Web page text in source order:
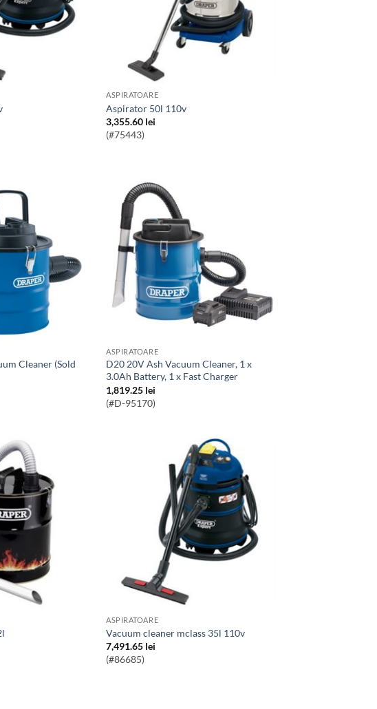
ASPIRATOARE
Aspirator 50l 110v
3,355.60 lei
(#75443)
ASPIRATOARE
D20 20V Ash Vacuum Cleaner, 1 x
3.0Ah Battery, 1 x Fast Charger
1,819.25 lei
(#D-95170)
ASPIRATOARE
vacuum cleaner mclass 35l 110v
7,491.65 lei
(#86685)